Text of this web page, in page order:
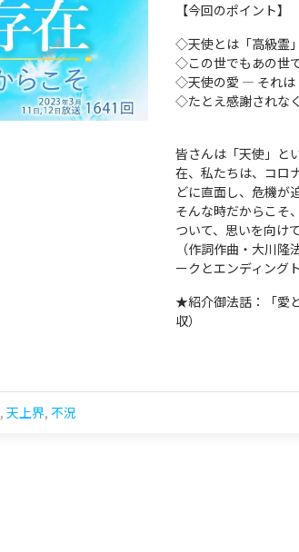
【今回のポイント】
◇天使とは「高級霊
◇この世でもあの世
◇天使の愛 ― それは
◇たとえ感謝されな
皆さんは「天使」と
在、私たちは、コロ
どに直面し、危機が
そんな時だからこそ
ついて、思いを向け
（作詞作曲・大川
ークとエンディング
★紹介御法話：「愛
収）
, 天上界, 不況